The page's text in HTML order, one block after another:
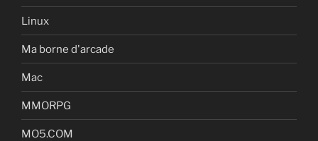
Linux
Ma borne d'arcade
Mac
MMORPG
MO5.COM